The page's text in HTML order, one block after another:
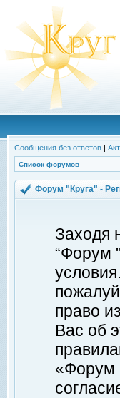
Сообщения без ответов |
Список форумов
Форум "Круга" -
Заходя
“Форум
право
Вас об
«Форум